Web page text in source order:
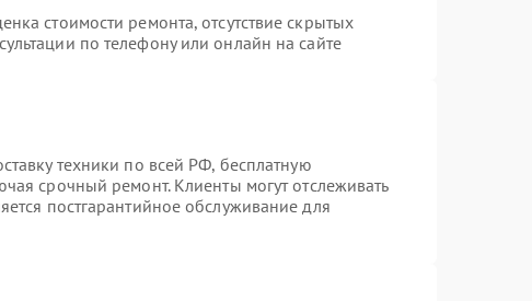
стоимости ремонта, отсутствие скрытых
по телефону или онлайн на сайте
техники по всей РФ, бесплатную
срочный ремонт. Клиенты могут отслеживать
постгарантийное обслуживание для